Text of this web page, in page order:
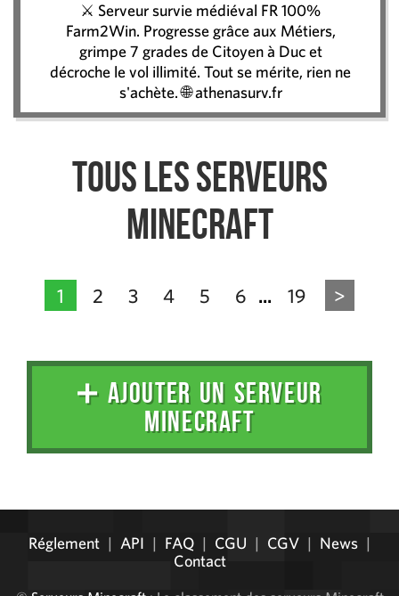
⚔️ Serveur survie médiéval FR 100%
Farm2Win. Progresse grâce aux Métiers,
grimpe 7 grades de Citoyen à Duc et
décroche le vol illimité. Tout se mérite, rien ne
s'achète. 🌐 athenasurv.fr
Tous les serveurs
Minecraft
1 2 3 4 5 6 ... 19 >
➕ AJOUTER UN SERVEUR
MINECRAFT
Réglement | API | FAQ | CGU | CGV | News |
Contact